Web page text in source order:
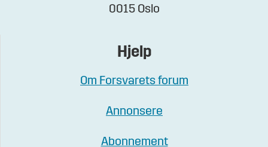
0015 Oslo
Hjelp
Om Forsvarets forum
Annonsere
Abonnement